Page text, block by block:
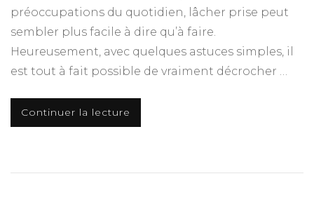
préoccupations du quotidien, lâcher prise peut
sembler plus facile à dire qu’à faire.
Heureusement, avec quelques astuces simples, il
est tout à fait possible de vraiment décrocher …
Continuer la lecture